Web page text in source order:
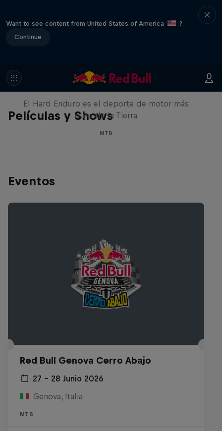
Want to see content from United States of America
?
Continue
Películas y Shows
Hard Enduro 2025: ¿La
temporada más difícil?
El Hard Enduro es el deporte de motor más
duro de la Tierra
MTB
Eventos
Red Bull Genova Cerro Abajo
27 – 28 Junio 2026
Genova, Italia
MTB